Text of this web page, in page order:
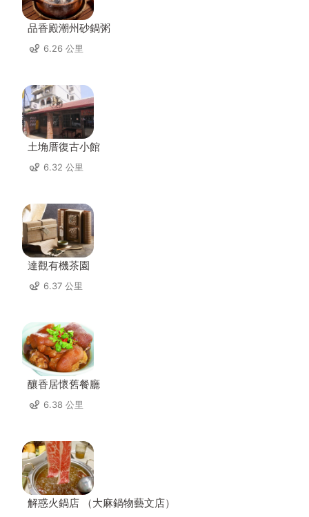
品香殿潮州砂鍋粥
6.26 公里
土埆厝復古小館
6.32 公里
達觀有機茶園
6.37 公里
釀香居懷舊餐廳
6.38 公里
解惑火鍋店 （大麻鍋物藝文店）